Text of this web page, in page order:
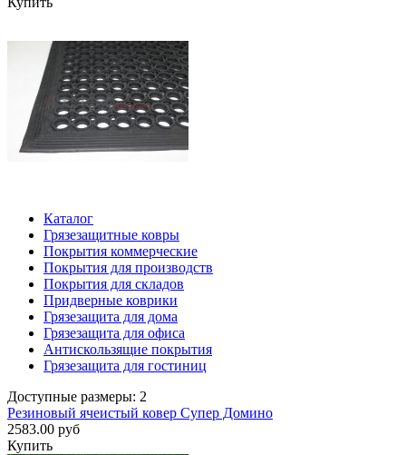
Каталог
Грязезащитные ковры
Покрытия коммерческие
Покрытия для производств
Покрытия для складов
Придверные коврики
Грязезащита для дома
Грязезащита для офиса
Антискользящие покрытия
Грязезащита для гостиниц
Доступные размеры: 2
Резиновый ячеистый ковер Супер Домино
2583.00 руб
Купить